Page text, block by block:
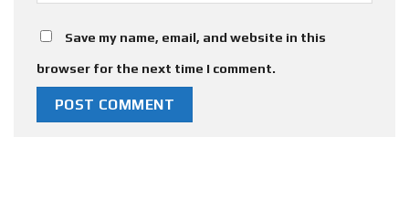
Save my name, email, and website in this
browser for the next time I comment.